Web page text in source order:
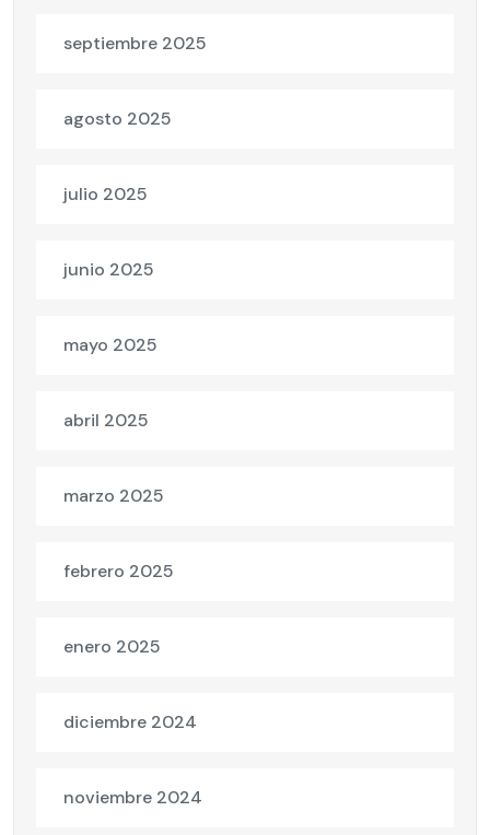
septiembre 2025
agosto 2025
julio 2025
junio 2025
mayo 2025
abril 2025
marzo 2025
febrero 2025
enero 2025
diciembre 2024
noviembre 2024